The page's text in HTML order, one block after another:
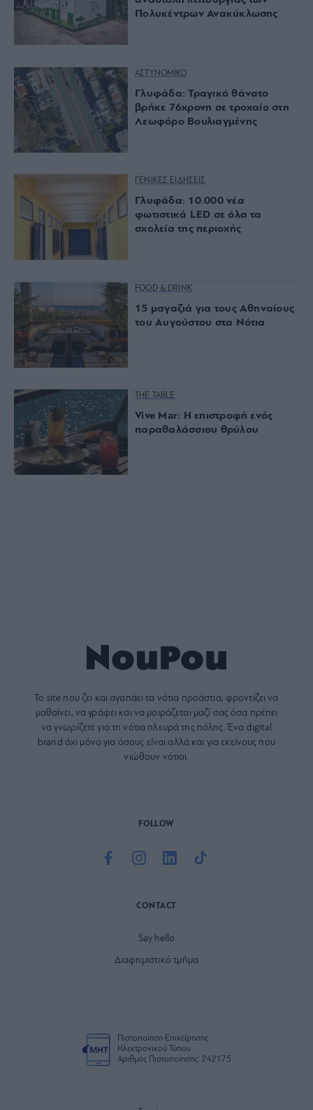
Πολυκέντρων Ανακύκλωσης
ΑΣΤΥΝΟΜΙΚΟ
Γλυφάδα: Τραγικό θάνατο
βρήκε 76χρονη σε τροχαίο στη
Λεωφόρο Βουλιαγμένης
ΓΕΝΙΚΕΣ ΕΙΔΗΣΕΙΣ
Γλυφάδα: 10.000 νέα
φωτιστικά LED σε όλα τα
σχολεία της περιοχής
FOOD & DRINK
15 μαγαζιά για τους Αθηναίους
του Αυγούστου στα Νότια
THE TABLE
Vive Mar: Η επιστροφή ενός
παραθαλάσσιου θρύλου
Το site που ζει και αγαπάει τα νότια προάστια, φροντίζει να
μαθαίνει, να γράφει και να μοιράζεται μαζί σας όσα πρέπει
να γνωρίζετε για τη νότια πλευρά της πόλης. Ένα digital
brand όχι μόνο για όσους είναι αλλά και για εκείνους που
νιώθουν νότιοι.
FOLLOW
CONTACT
Say hello
Διαφημιστικό τμήμα
Πιστοποίηση Επιχείρησης
Ηλεκτρονικού Τύπου
Αριθμός Πιστοποίησης: 242175